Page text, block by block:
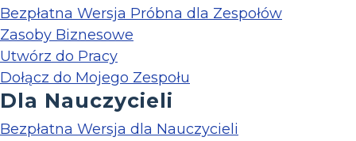
Bezpłatna Wersja Próbna dla Zespołów
Zasoby Biznesowe
Utwórz do Pracy
Dołącz do Mojego Zespołu
Dla Nauczycieli
Bezpłatna Wersja dla Nauczycieli